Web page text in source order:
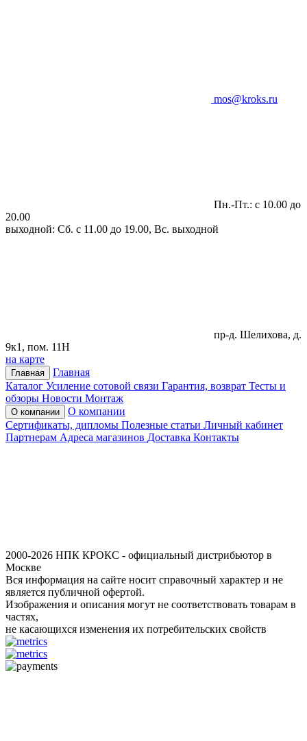
mos@kroks.ru
Пн.-Пт.: с 10.00 до
20.00
выходной: Сб. с 11.00 до 19.00, Вс. выходной
пр-д. Шелихова, д.
9к1, пом. 11Н
на карте
Главная
Главная
Каталог Усиление сотовой связи Гарантия, возврат Тесты и
обзоры Новости Монтаж
О компании
О компании
Сертификаты, дипломы Полезные статьи Личный кабинет
Партнерам Адреса магазинов Доставка Контакты
2000-2026 НПК КРОКС - официальный дистрибьютор в
Москве
Вся информация на сайте носит справочный характер и не
является публичной офертой.
Изображения и описания могут не соответствовать товарам в
частях,
не касающихся изменения их потребительских свойств